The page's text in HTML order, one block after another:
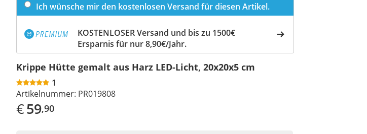
Ich wünsche mir den kostenlosen Versand für diesen Artikel.
KOSTENLOSER Versand und bis zu 1500€
Ersparnis für nur 8,90€/Jahr.
Krippe Hütte gemalt aus Harz LED-Licht, 20x20x5 cm
1
Artikelnummer: PR019808
€59,90